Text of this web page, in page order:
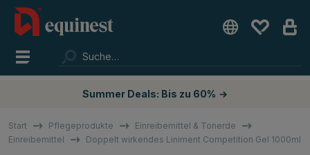
Summer Deals: Bis zu 60% →
Start Pflegeprodukte
Einreibemittel & Tonerde
Einreibemittel
Doppelt wirkendes Liniment Competition Gel 1000ml